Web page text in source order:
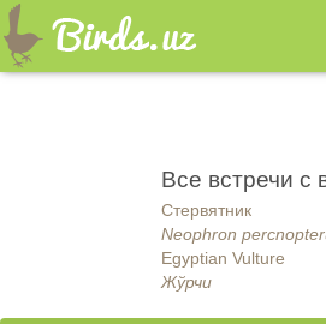
Все встречи с
Стервятник
Neophron
Egyptian Vulture
Жўрчи